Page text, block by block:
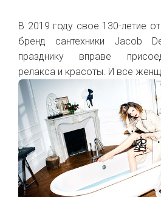
В 2019 году свое 130-летие
бренд сантехники Jacob
празднику вправе
релакса и красоты. И все